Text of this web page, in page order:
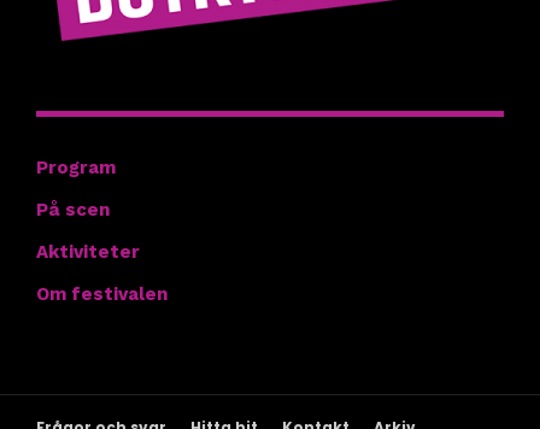
Program
På scen
Aktiviteter
Om festivalen